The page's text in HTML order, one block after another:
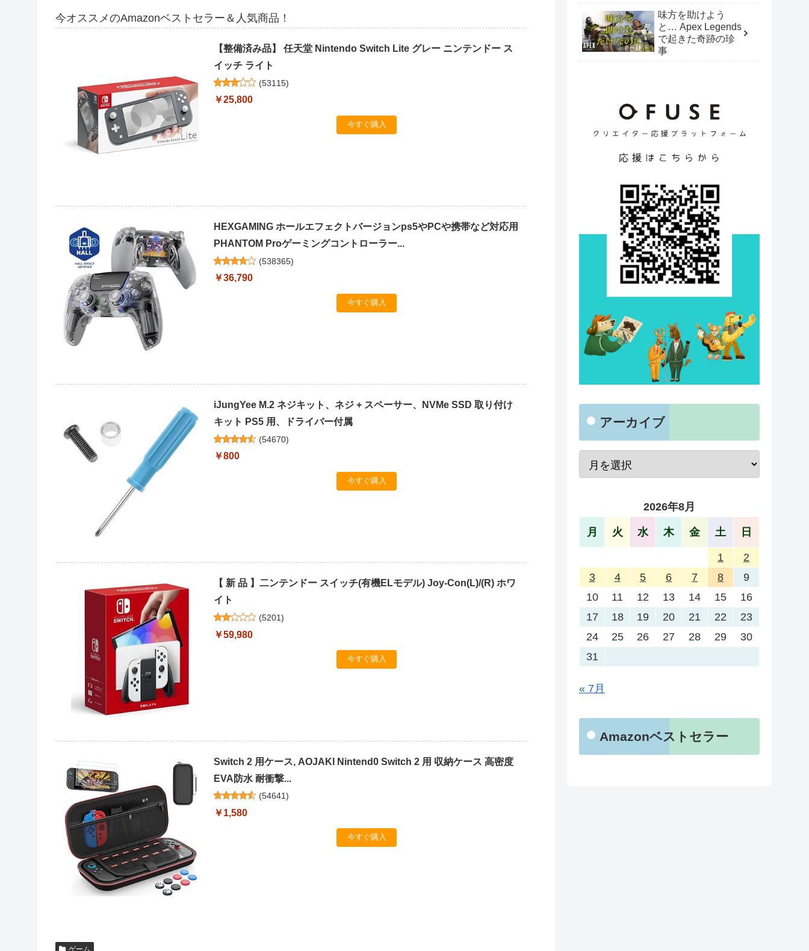
今オススメのAmazonベストセラー＆人気商品！
【整備済み品】 任天堂 Nintendo Switch Lite グレー ニンテンドー ス
イッチ ライト
(53115)
￥25,800
今すぐ購入
HEXGAMING ホールエフェクトバージョンps5やPCや携帯など対応用
PHANTOM Proゲーミングコントローラー...
(538365)
￥36,790
今すぐ購入
iJungYee M.2 ネジキット、ネジ + スペーサー、NVMe SSD 取り付け
キット PS5 用、ドライバー付属
(54670)
￥800
今すぐ購入
【 新 品 】二ンテンドー スイッチ(有機ELモデル) Joy-Con(L)/(R) ホワ
イト
(5201)
￥59,980
今すぐ購入
Switch 2 用ケース, AOJAKI Nintend0 Switch 2 用 収納ケース 高密度
EVA防水 耐衝撃...
(54641)
￥1,580
今すぐ購入
ゲーム
味方を助けよう
と… Apex Legends
で起きた奇跡の珍
事
アーカイブ
2026年8月
月 火 水 木 金 土 日
1
2
3
4 5 6 7 8
9
10
11 12 13 14 15
16
17
18 19 20 21 22
23
24
25 26 27 28 29
30
31
« 7月
Amazonベストセラー